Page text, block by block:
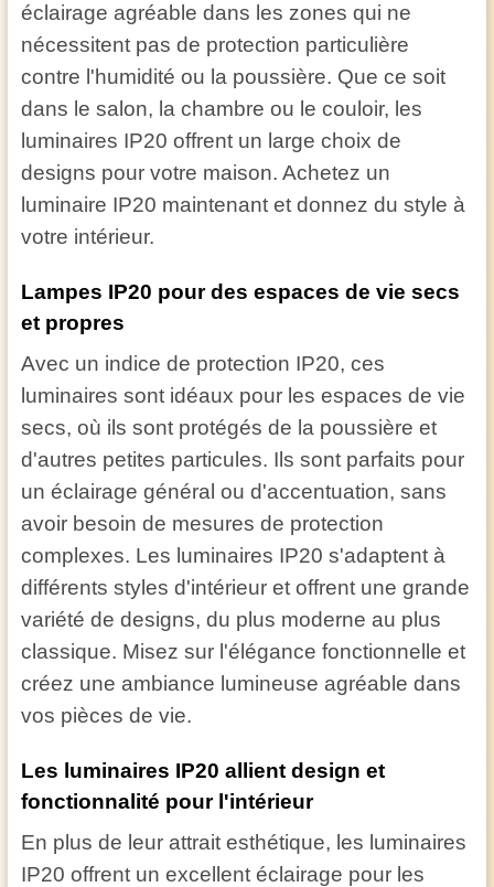
éclairage agréable dans les zones qui ne
nécessitent pas de protection particulière
contre l'humidité ou la poussière. Que ce soit
dans le salon, la chambre ou le couloir, les
luminaires IP20 offrent un large choix de
designs pour votre maison. Achetez un
luminaire IP20 maintenant et donnez du style à
votre intérieur.
Lampes IP20 pour des espaces de vie secs
et propres
Avec un indice de protection IP20, ces
luminaires sont idéaux pour les espaces de vie
secs, où ils sont protégés de la poussière et
d'autres petites particules. Ils sont parfaits pour
un éclairage général ou d'accentuation, sans
avoir besoin de mesures de protection
complexes. Les luminaires IP20 s'adaptent à
différents styles d'intérieur et offrent une grande
variété de designs, du plus moderne au plus
classique. Misez sur l'élégance fonctionnelle et
créez une ambiance lumineuse agréable dans
vos pièces de vie.
Les luminaires IP20 allient design et
fonctionnalité pour l'intérieur
En plus de leur attrait esthétique, les luminaires
IP20 offrent un excellent éclairage pour les